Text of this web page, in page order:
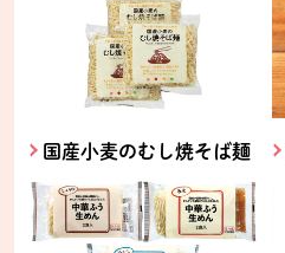
国産小麦のむし焼そば麺